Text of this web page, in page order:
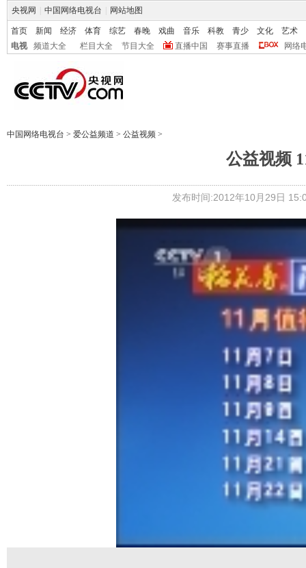
央视网 中国网络电视台 网站地图
首页 新闻 经济 体育 综艺 春晚 戏曲 音乐 科教 青少 文化
艺术
电视
频道大全 栏目大全 节目大全 直播中国 赛事直播 网络
中国网络电视台 > 爱公益频道 > 公益视频 >
公益视频
发布时间:2012年10月29日